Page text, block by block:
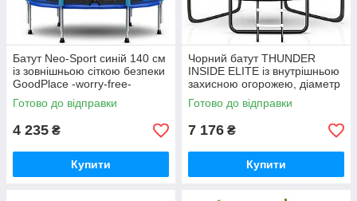
Батут Neo-Sport синій 140 см
із зовнішньою сіткою безпеки
GoodPlace -worry-free-
shopping-
Готово до відправки
4 235 ₴
Купити
Чорний батут THUNDER
INSIDE ELITE із внутрішньою
захисною огорожею, діаметр
183 см GoodPlace -worry-
free-shopping-
Готово до відправки
7 176 ₴
Купити